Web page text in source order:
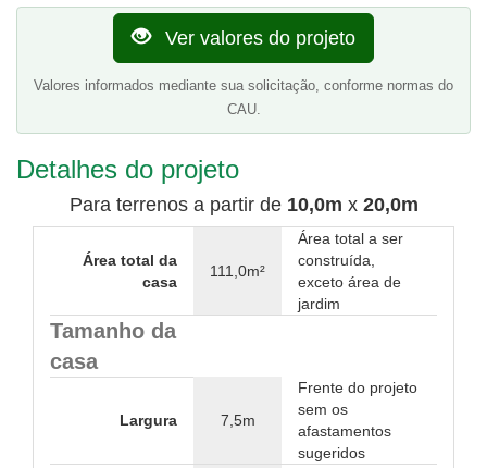
Ver valores do projeto
Valores informados mediante sua solicitação, conforme normas do
CAU.
Detalhes do projeto
Para terrenos a partir de 10,0m x 20,0m
Área total da
casa
111,0m²
Área total a ser
construída,
exceto área de
jardim
Tamanho da
casa
Largura 7,5m
Frente do projeto
sem os
afastamentos
sugeridos